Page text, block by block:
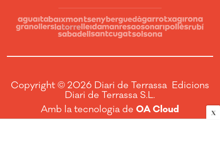
X
Copyright © 2026 Diari de Terrassa Edicions
Diari de Terrassa S.L.
Amb la tecnologia de OA Cloud